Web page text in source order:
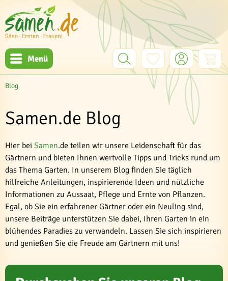
Menü
Blog
Samen.de Blog
Hier bei Samen.de teilen wir unsere Leidenschaft für das
Gärtnern und bieten Ihnen wertvolle Tipps und Tricks rund um
das Thema Garten. In unserem Blog finden Sie täglich
hilfreiche Anleitungen, inspirierende Ideen und nützliche
Informationen zu Aussaat, Pflege und Ernte von Pflanzen.
Egal, ob Sie ein erfahrener Gärtner oder ein Neuling sind,
unsere Beiträge unterstützen Sie dabei, Ihren Garten in ein
blühendes Paradies zu verwandeln. Lassen Sie sich inspirieren
und genießen Sie die Freude am Gärtnern mit uns!